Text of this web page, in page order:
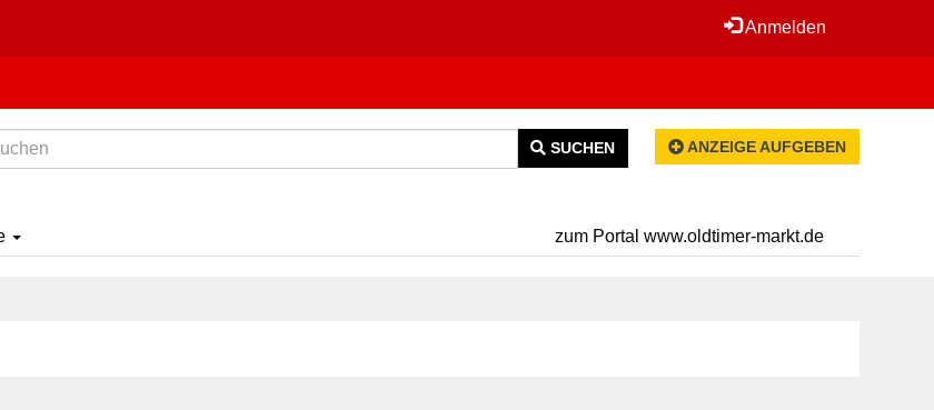
Anmelden
SUCHEN ANZEIGE AUFGEBEN
zum Portal www.oldtimer-markt.de